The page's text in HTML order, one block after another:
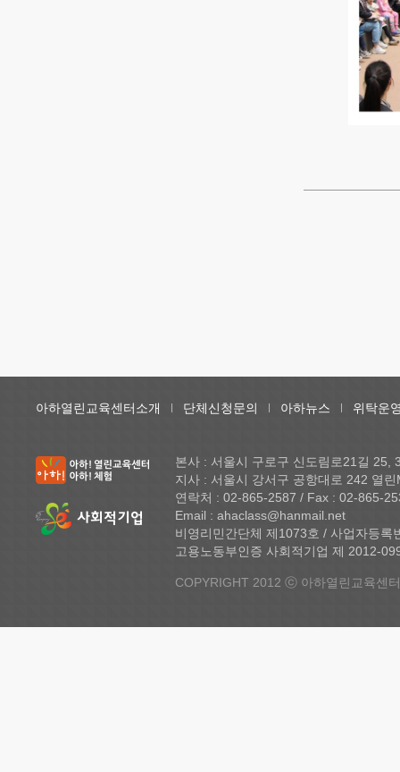
아하열린교육센터소개 단체신청문의 아하뉴스 위탁운
본사 : 서울시 구로구 신도림로21길 25,
지사 : 서울시 강서구 공항대로 242 열
연락처 : 02-865-2587 / Fax : 02-865-
Email : ahaclass@hanmail.net
비영리민간단체 제1073호 / 사업자등록
고용노동부인증 사회적기업 제 2012-
COPYRIGHT 2012 ⓒ 아하열린교육센